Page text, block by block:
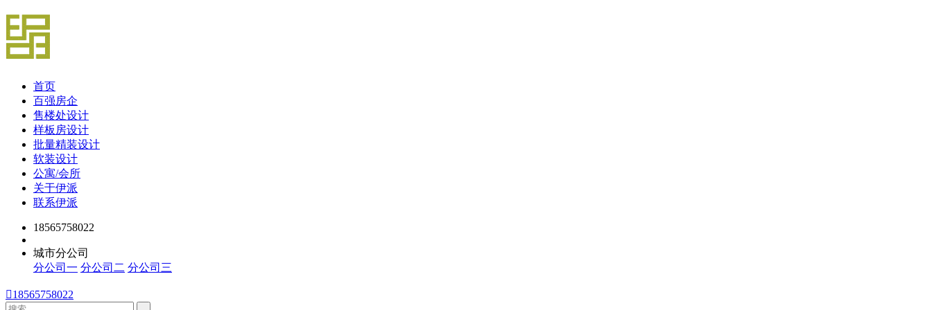
首页
百强房企
售楼处设计
样板房设计
批量精装设计
软装设计
公寓/会所
关于伊派
联系伊派
18565758022
城市分公司
分公司一 分公司二 分公司三
18565758022